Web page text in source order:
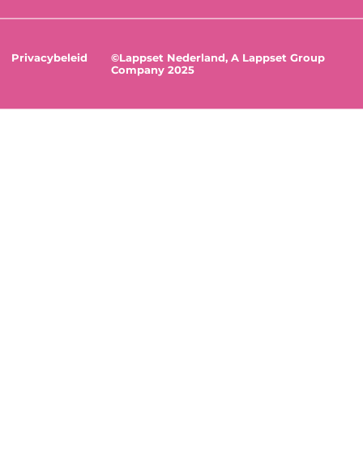
Privacybeleid
©Lappset Nederland, A Lappset Group
Company 2025